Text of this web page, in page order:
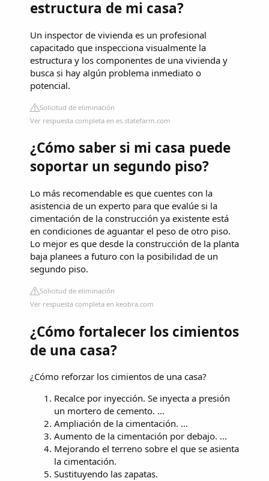
estructura de mi casa?
Un inspector de vivienda es un profesional
capacitado que inspecciona visualmente la
estructura y los componentes de una vivienda y
busca si hay algún problema inmediato o
potencial.
Solicitud de eliminación
Ver respuesta completa en es.statefarm.com
¿Cómo saber si mi casa puede
soportar un segundo piso?
Lo más recomendable es que cuentes con la
asistencia de un experto para que evalúe si la
cimentación de la construcción ya existente está
en condiciones de aguantar el peso de otro piso.
Lo mejor es que desde la construcción de la planta
baja planees a futuro con la posibilidad de un
segundo piso.
Solicitud de eliminación
Ver respuesta completa en keobra.com
¿Cómo fortalecer los cimientos
de una casa?
¿Cómo reforzar los cimientos de una casa?
Recalce por inyección. Se inyecta a presión
un mortero de cemento. ...
Ampliación de la cimentación. ...
Aumento de la cimentación por debajo. ...
Mejorando el terreno sobre el que se asienta
la cimentación.
Sustituyendo las zapatas.